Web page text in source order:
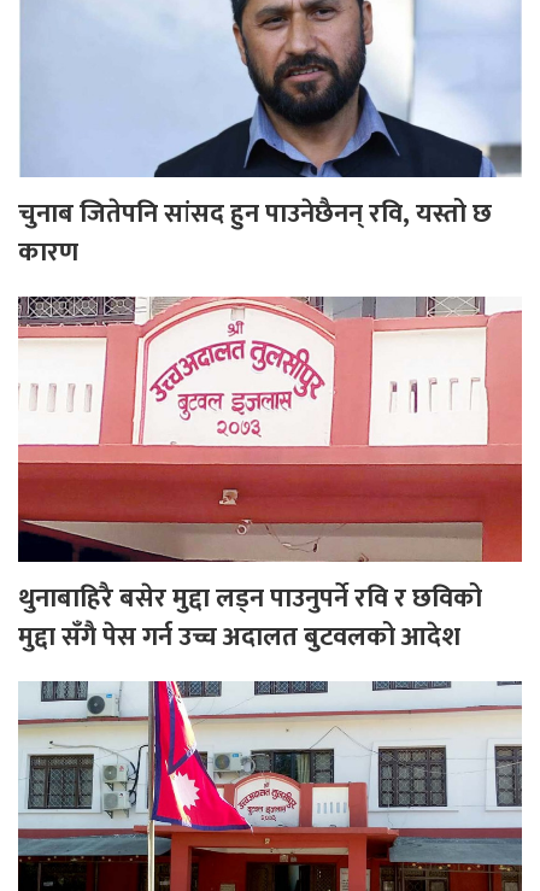
चुनाब जितेपनि सांसद हुन पाउनेछैनन् रवि, यस्तो छ
कारण
थुनाबाहिरै बसेर मुद्दा लड्न पाउनुपर्ने रवि र छविको
मुद्दा सँगै पेस गर्न उच्च अदालत बुटवलको आदेश